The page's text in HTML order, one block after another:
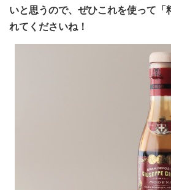
いと思うので、ぜひこれを使って「
れてくださいね！